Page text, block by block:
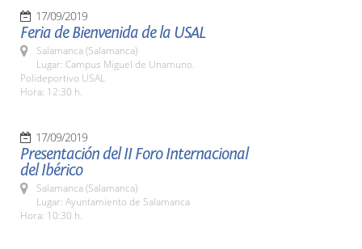
17/09/2019
Feria de Bienvenida de la USAL
Salamanca (Salamanca)
Lugar: Campus Miguel de Unamuno.
Polideportivo USAL
Hora: 12:30 h.
17/09/2019
Presentación del II Foro Internacional
del Ibérico
Salamanca (Salamanca)
Lugar: Ayuntamiento de Salamanca
Hora: 10:30 h.